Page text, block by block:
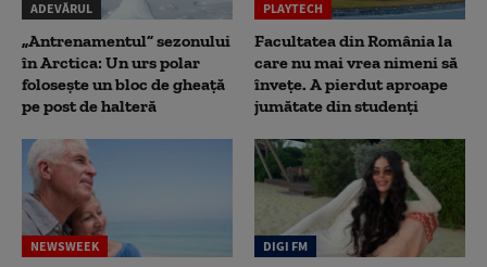
ADEVĂRUL
„Antrenamentul” sezonului
în Arctica: Un urs polar
folosește un bloc de gheață
pe post de halteră
PLAYTECH
Facultatea din România la
care nu mai vrea nimeni să
înveţe. A pierdut aproape
jumătate din studenţi
NEWSWEEK DIGI FM